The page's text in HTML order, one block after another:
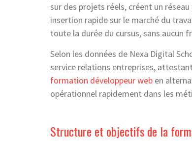
sur des projets réels, créent un
insertion rapide sur le marché du
toute la durée du cursus, sans aucun
Selon les données de Nexa Digital
service relations entreprises,
formation développeur web en
opérationnel rapidement dans les
Structure et objectifs de la